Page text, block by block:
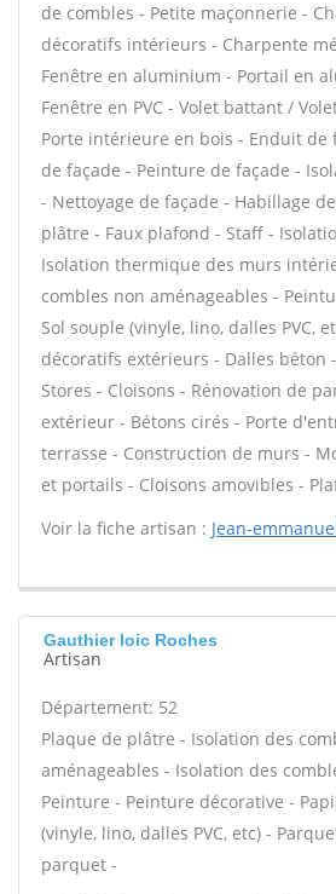
de combles - Petite maçonnerie -
décoratifs intérieurs - Charpente
Fenêtre en aluminium - Portail en
Fenêtre en PVC - Volet battant /
Porte intérieure en bois - Enduit de
de façade - Peinture de façade -
- Nettoyage de façade - Habillage
plâtre - Faux plafond - Staff -
Isolation thermique des murs
combles non aménageables -
Sol souple (vinyle, lino, dalles PVC,
décoratifs extérieurs - Dalles béton
Stores - Cloisons - Rénovation de
extérieur - Bétons cirés - Porte
terrasse - Construction de murs -
et portails - Cloisons amovibles -
Voir la fiche artisan : Jean-
Gauthier loic Roches
Artisan
Département: 52
Plaque de plâtre - Isolation des
aménageables - Isolation des
Peinture - Peinture décorative -
(vinyle, lino, dalles PVC, etc) -
parquet -